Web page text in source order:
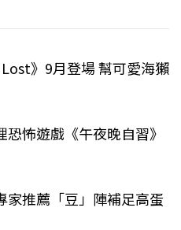
》9月登場 幫可愛海獺
怖遊戲《午夜晚自習》
家推薦「豆」陣補足高蛋